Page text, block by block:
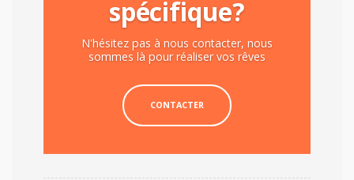
spécifique?
N'hésitez pas à nous contacter, nous
sommes là pour réaliser vos rêves
CONTACTER